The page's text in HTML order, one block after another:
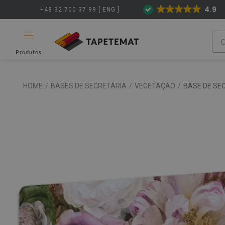
+48 32 700 37 99 [ ENG ] 4.9
Produtos
HOME / BASES DE SECRETÁRIA / VEGETAÇÃO / BASE DE